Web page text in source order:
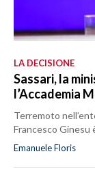
LA DECISIONE
Sassari, la
l’Accademia
Terremoto
Francesco Ginesu
Emanuele Floris